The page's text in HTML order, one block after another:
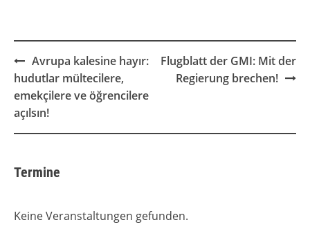
Post
navigation
Avrupa kalesine hayır:
hudutlar mültecilere,
emekçilere ve öğrencilere
açılsın!
Flugblatt der GMI: Mit der
Regierung brechen!
Termine
Keine Veranstaltungen gefunden.